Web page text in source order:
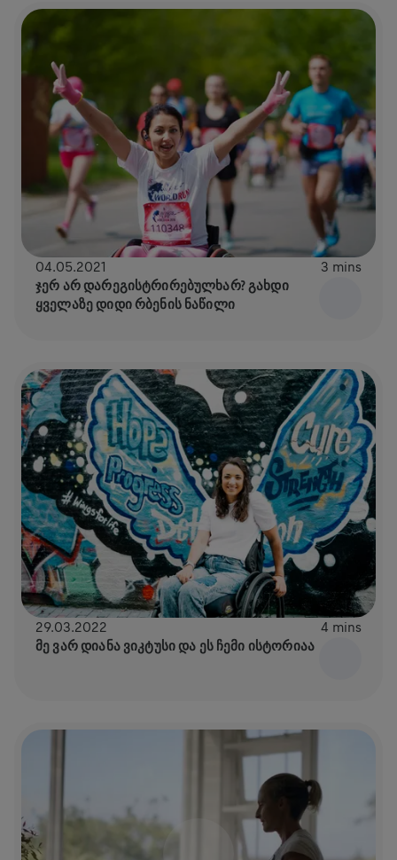
04.05.2021 3 mins
ᲯᲔᲠ ᲐᲠ ᲓᲐᲠᲔᲒᲘᲡᲢᲠᲘᲠᲔᲑᲣᲚᲮᲐᲠ? ᲒᲐᲮᲓᲘ
ᲧᲕᲔᲚᲐᲖᲔ ᲓᲘᲓᲘ ᲠᲑᲔᲜᲘᲡ ᲜᲐᲬᲘᲚᲘ
29.03.2022 4 mins
ᲛᲔ ᲕᲐᲠ ᲓᲘᲐᲜᲐ ᲕᲘᲙᲢᲣᲡᲘ ᲓᲐ ᲔᲡ ᲩᲔᲛᲘ ᲘᲡᲢᲝᲠᲘᲐᲐ